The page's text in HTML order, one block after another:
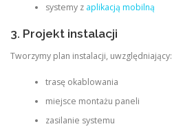
systemy z aplikacją mobilną
3. Projekt instalacji
Tworzymy plan instalacji, uwzględniający:
trasę okablowania
miejsce montażu paneli
zasilanie systemu